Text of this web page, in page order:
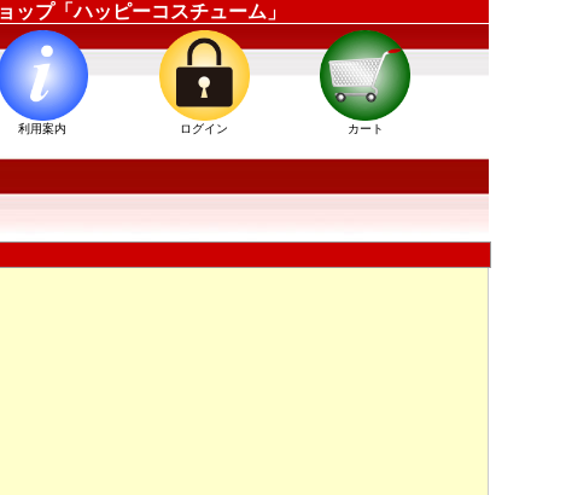
プ「ハッピーコスチューム」
利用案内 ログイン カート